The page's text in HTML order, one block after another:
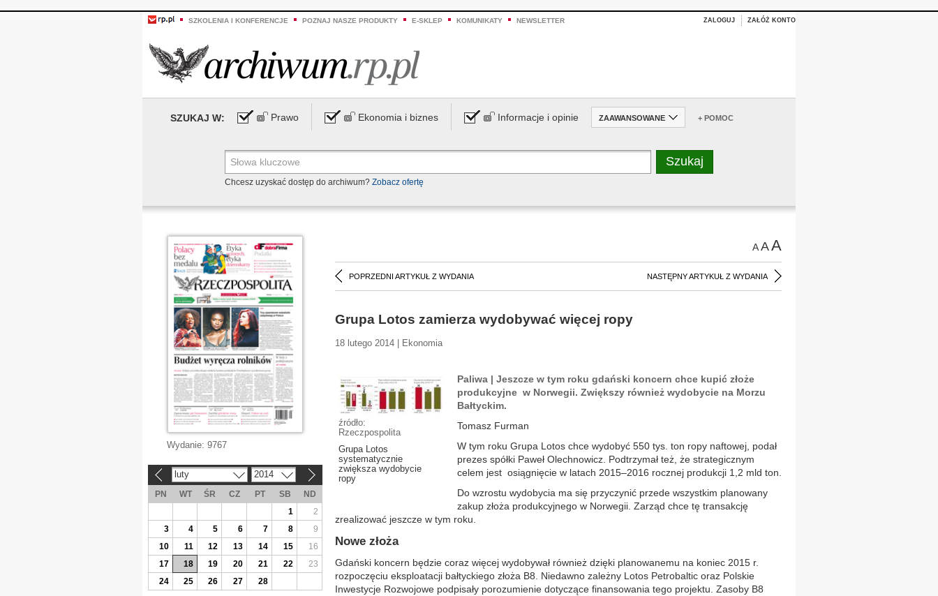
SZKOLENIA I KONFERENCJE POZNAJ NASZE PRODUKTY E-SKLEP KOMUNIKATY NEWSLETTER ZALOGUJ ZAŁÓŻ KONTO
SZUKAJ W: Prawo Ekonomia i biznes Informacje i opinie ZAAWANSOWANE + POMOC
Chcesz uzyskać dostęp do archiwum? Zobacz ofertę
AAA
POPRZEDNI ARTYKUŁ Z WYDANIA NASTĘPNY ARTYKUŁ Z WYDANIA
Grupa Lotos zamierza wydobywać więcej ropy
18 lutego 2014 | Ekonomia
źródło:
Rzeczpospolita
Grupa Lotos
systematycznie
zwiększa wydobycie
ropy
Paliwa | Jeszcze w tym roku gdański koncern chce kupić złoże
produkcyjne w Norwegii. Zwiększy również wydobycie na Morzu
Bałtyckim.
Tomasz Furman
W tym roku Grupa Lotos chce wydobyć 550 tys. ton ropy naftowej, podał
prezes spółki Paweł Olechnowicz. Podtrzymał też, że strategicznym
celem jest osiągnięcie w latach 2015–2016 rocznej produkcji 1,2 mld ton.
Do wzrostu wydobycia ma się przyczynić przede wszystkim planowany
zakup złoża produkcyjnego w Norwegii. Zarząd chce tę transakcję
zrealizować jeszcze w tym roku.
Nowe złoża
Gdański koncern będzie coraz więcej wydobywał również dzięki planowanemu na koniec 2015 r.
rozpoczęciu eksploatacji bałtyckiego złoża B8. Niedawno zależny Lotos Petrobaltic oraz Polskie
Inwestycje Rozwojowe podpisały porozumienie dotyczące finansowania tego projektu. Zasoby B8
Wydanie: 9767
luty 2014
PN WT ŚR CZ PT SB
ND
1
2
3
4 5 6 7 8
9
10
11 12 13 14 15
16
17
18 19 20 21 22
23
24
25 26 27 28